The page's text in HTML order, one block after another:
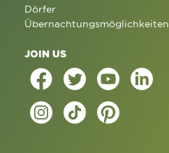
Dörfer
Übernachtungsmöglichkeiten
JOIN US